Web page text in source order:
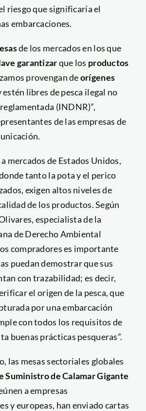
riesgo que significaría el
embarcaciones.
de los mercados en los que
garantizarque los productos
provengan deorígenes
estén libres de pesca ilegal no
(INDNR)”,
de las empresas de
mercados de Estados Unidos,
tanto la pota y el perico
exigen altos niveles de
de los productos. Según
especialista de la
de Derecho Ambiental
compradores es importante
puedan demostrar que sus
con trazabilidad; es decir,
el origen de la pesca, que
por una embarcación
con todos los requisitos de
buenas prácticas pesqueras”.
las mesas sectoriales globales
Suministro de Calamar Gigante
a empresas
y europeas, han enviado cartas